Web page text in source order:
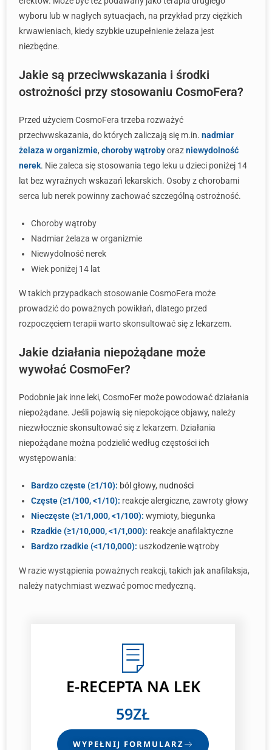
wyboru lub w nagłych sytuacjach, na przykład przy ciężkich
krwawieniach, kiedy szybkie uzupełnienie żelaza jest
niezbędne.
Jakie są przeciwwskazania i środki
ostrożności przy stosowaniu CosmoFera?
Przed użyciem CosmoFera trzeba rozważyć
przeciwwskazania, do których zaliczają się m.in. nadmiar
żelaza w organizmie, choroby wątrobyorazniewydolność
nerek. Nie zaleca się stosowania tego leku u dzieci poniżej 14
lat bez wyraźnych wskazań lekarskich. Osoby z chorobami
serca lub nerek powinny zachować szczególną ostrożność.
Choroby wątroby
Nadmiar żelaza w organizmie
Niewydolność nerek
Wiek poniżej 14 lat
W takich przypadkach stosowanie CosmoFera może
prowadzić do poważnych powikłań, dlatego przed
rozpoczęciem terapii warto skonsultować się z lekarzem.
Jakie działania niepożądane może
wywołać CosmoFer?
Podobnie jak inne leki, CosmoFer może powodować działania
niepożądane. Jeśli pojawią się niepokojące objawy, należy
niezwłocznie skonsultować się z lekarzem. Działania
niepożądane można podzielić według częstości ich
występowania:
Bardzo częste (≥1/10): ból głowy, nudności
Częste (≥1/100, <1/10): reakcje alergiczne, zawroty głowy
Nieczęste (≥1/1,000, <1/100): wymioty, biegunka
Rzadkie (≥1/10,000, <1/1,000): reakcje anafilaktyczne
Bardzo rzadkie (<1/10,000): uszkodzenie wątroby
W razie wystąpienia poważnych reakcji, takich jak anafilaksja,
należy natychmiast wezwać pomoc medyczną.
E-RECEPTA NA LEK
59ZŁ
WYPEŁNIJ FORMULARZ